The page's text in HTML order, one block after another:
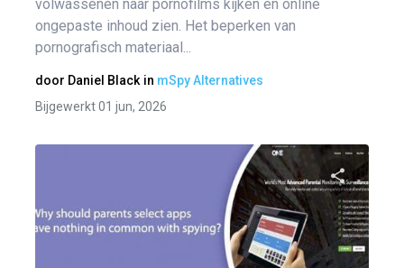
volwassenen naar pornofilms kijken en online
ongepaste inhoud zien. Het beperken van
pornografisch materiaal...
door Daniel Black in mSpy Alternatives
Bijgewerkt 01 jun, 2026